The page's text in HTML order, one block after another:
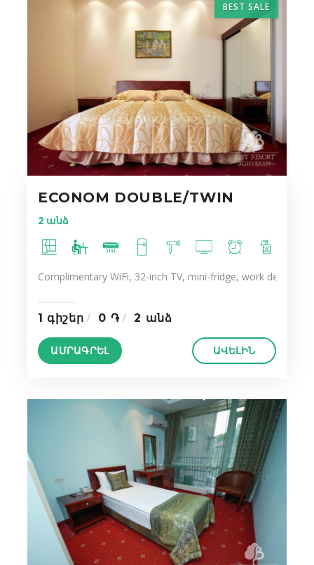
BEST SALE
ECONOM DOUBLE/TWIN
2 անձ
Complimentary WiFi, 32-inch TV, mini-fridge, work desk,
1 գիշեր 0 ֏ 2 անձ
ԱՄՐԱԳՐԵԼ ԱՎԵԼԻՆ